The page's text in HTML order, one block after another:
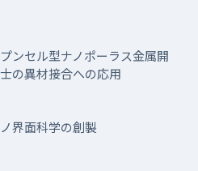
ンセル型ナノポーラス金属開
の異材接合への応用
界面科学の創製